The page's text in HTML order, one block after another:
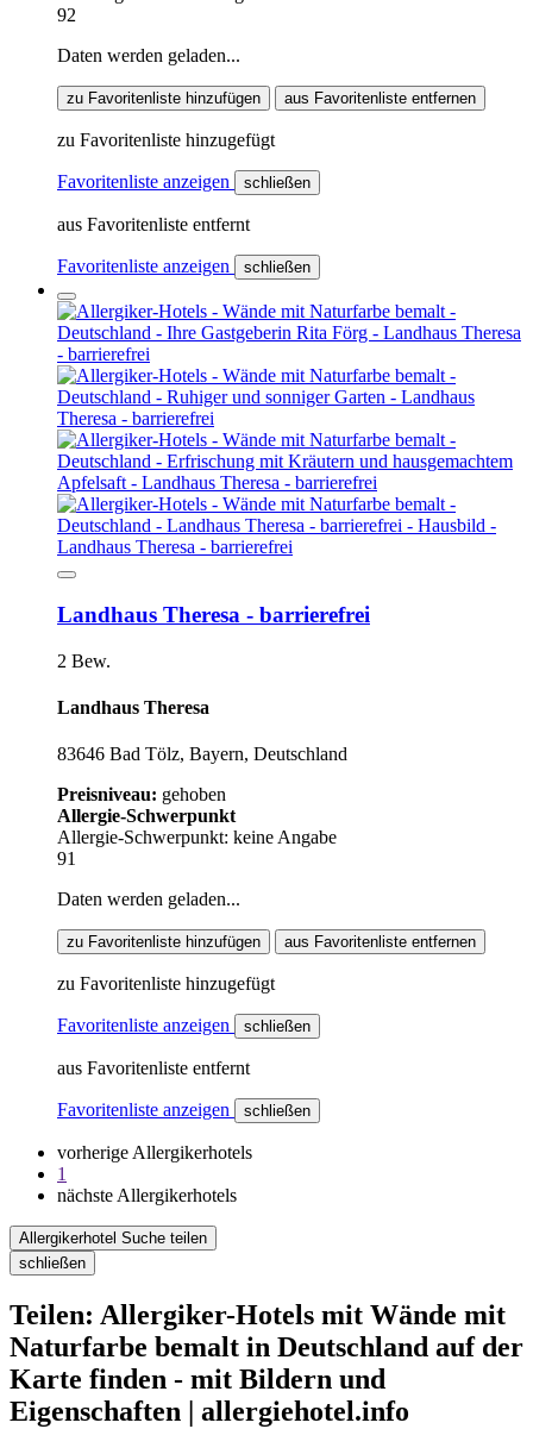
92
Daten werden geladen...
zu Favoritenliste hinzufügen aus Favoritenliste entfernen
zu Favoritenliste hinzugefügt
Favoritenliste anzeigen schließen
aus Favoritenliste entfernt
Favoritenliste anzeigen schließen
Landhaus Theresa - barrierefrei
2 Bew.
Landhaus Theresa
83646 Bad Tölz, Bayern, Deutschland
Preisniveau: gehoben
Allergie-Schwerpunkt
Allergie-Schwerpunkt: keine Angabe
91
Daten werden geladen...
zu Favoritenliste hinzufügen aus Favoritenliste entfernen
zu Favoritenliste hinzugefügt
Favoritenliste anzeigen schließen
aus Favoritenliste entfernt
Favoritenliste anzeigen schließen
vorherige Allergikerhotels
1
nächste Allergikerhotels
Allergikerhotel Suche teilen
schließen
Teilen: Allergiker-Hotels mit Wände mit
Naturfarbe bemalt in Deutschland auf der
Karte finden - mit Bildern und
Eigenschaften | allergiehotel.info